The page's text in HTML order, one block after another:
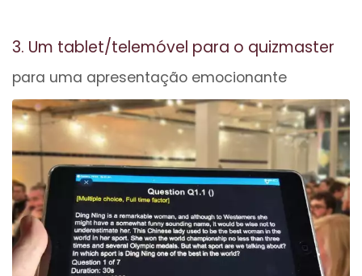
3. Um tablet/telemóvel para o quizmaster
para uma apresentação emocionante